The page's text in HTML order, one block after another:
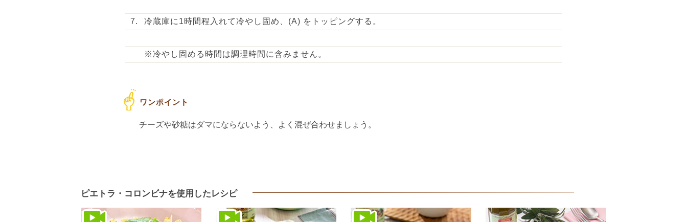
冷蔵庫に1時間程入れて冷やし固め、(A) をトッピングする。
※冷やし固める時間は調理時間に含みません。
チーズや砂糖はダマにならないよう、よく混ぜ合わせましょう。
ピエトラ・コロンビナを使用したレシピ